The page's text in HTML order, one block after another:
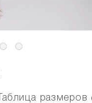
Таблица размеров